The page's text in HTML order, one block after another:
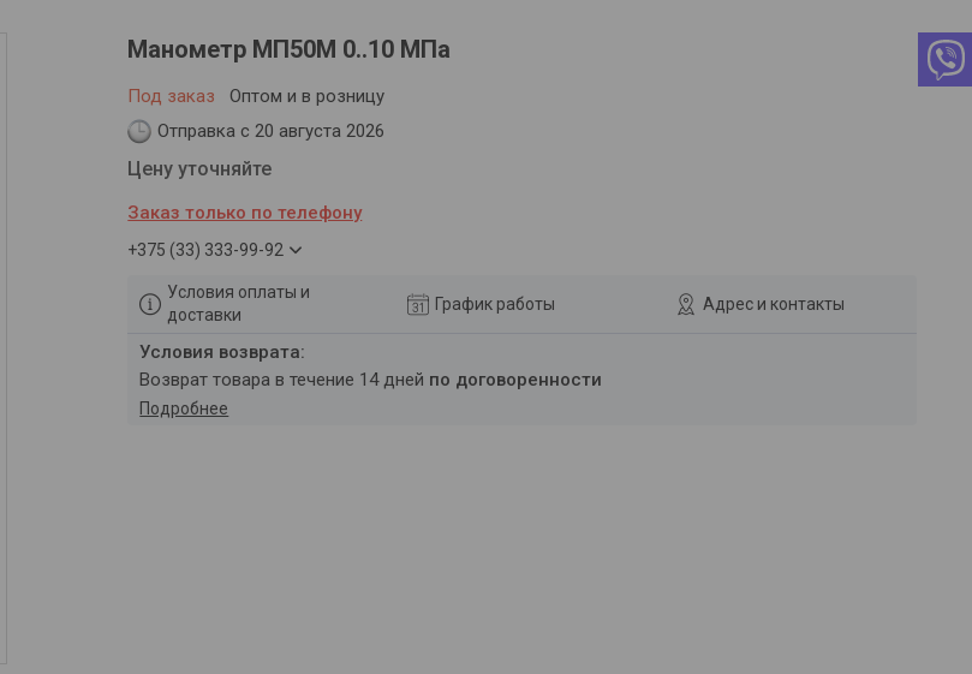
Манометр МП50М 0..10 МПа
Под заказ
Оптом и в розницу
Отправка с 20 августа 2026
Цену уточняйте
Заказ только по телефону
+375 (33) 333-99-92
Условия оплаты и
доставки
График работы Адрес и контакты
возврат товара в течение 14 дней по договоренности
Подробнее